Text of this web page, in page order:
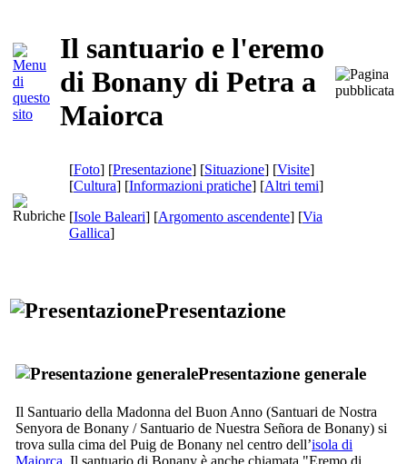
Il santuario e l'eremo
di Bonany di Petra a
Maiorca
[Foto] [Presentazione] [Situazione] [Visite]
[Cultura] [Informazioni pratiche] [Altri temi]
[Isole Baleari] [Argomento ascendente] [Via
Gallica]
Presentazione
Presentazione generale
Il Santuario della Madonna del Buon Anno (Santuari de Nostra
Senyora de Bonany / Santuario de Nuestra Señora de Bonany) si
trova sulla cima del Puig de Bonany nel centro dell’isola di
Maiorca. Il santuario di Bonany è anche chiamata "Eremo di